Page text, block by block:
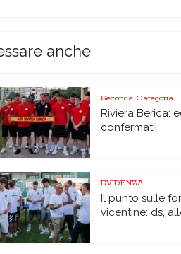
anche
Seconda Categoria
Riviera Berica:
confermati!
EVIDENZA
Il punto sulle
vicentine: ds,